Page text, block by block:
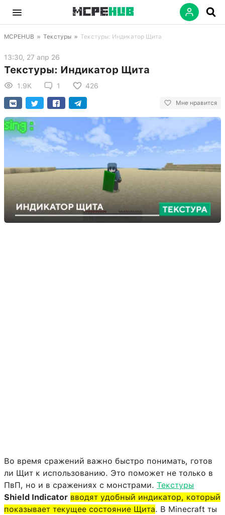
MCPEHUB » Текстуры » Текстуры: Индикатор Щита
13:30, 27 апр 26
Текстуры: Индикатор Щита
1.9K 1 426
Мне нравится
Во время сражений важно быстро понимать, готов
ли Щит к использованию. Это поможет не только в
ПвП, но и в сражениях с монстрами. Текстуры
Shield Indicator вводят удобный индикатор, который
показывает текущее состояние Щита. В Minecraft ты